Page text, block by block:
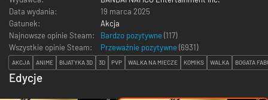
Data wydania:
19 marca 2025
Gatunek:
Akcja
Najnowsze opinie Steam:
Bardzo pozytywne (117)
Wszystkie opinie Steam:
Przeważnie pozytywne (6931)
AKCJA ANIME BIJATYKA 3D 3D PVP WALKA NA MIECZE KOMIKS WALKA BOGATA
Edycje